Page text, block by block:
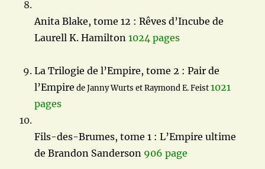
Anita Blake, tome 12 : Rêves d’Incube de
Laurell K. Hamilton 1024 pages
La Trilogie de l’Empire, tome 2 : Pair de
l’Empire de Janny Wurts et Raymond E. Feist1021
pages
Fils-des-Brumes, tome 1 : L’Empire ultime
de Brandon Sanderson 906 page